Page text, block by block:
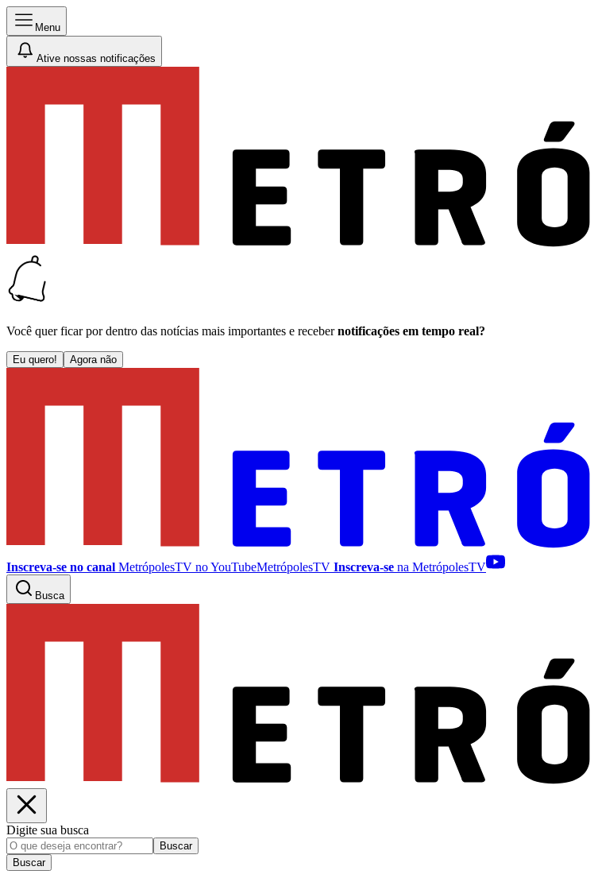
Menu
Ative nossas notificações
Você quer ficar por dentro das notícias mais importantes e receber notificações em tempo real?
Eu quero! Agora não
Inscreva-se no canal MetrópolesTV noYouTubeMetrópolesTV Inscreva-se na MetrópolesTV
Busca
Digite sua busca
Buscar
Buscar